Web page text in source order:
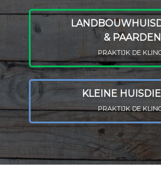
& PAARDEN
PRAKTIJK DE
KLEINE
PRAKTIJK DE